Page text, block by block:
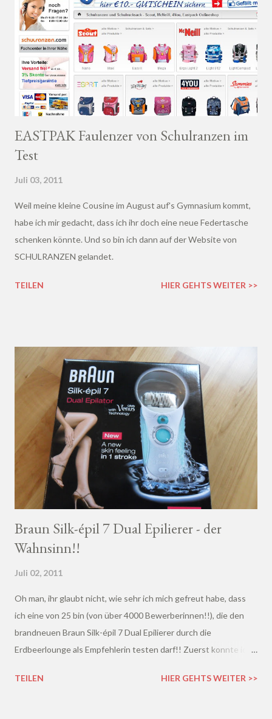
EASTPAK Faulenzer von Schulranzen im
Test
Juli 03, 2011
Weil meine kleine Cousine im August auf's Gymnasium kommt,
habe ich mir gedacht, dass ich ihr doch eine neue Federtasche
schenken könnte. Und so bin ich dann auf der Website von
SCHULRANZEN gelandet.
TEILEN HIER GEHTS WEITER >>
Braun Silk-épil 7 Dual Epilierer - der
Wahnsinn!!
Juli 02, 2011
Oh man, ihr glaubt nicht, wie sehr ich mich gefreut habe, dass
ich eine von 25 bin (von über 4000 Bewerberinnen!!), die den
brandneuen Braun Silk-épil 7 Dual Epilierer durch die
Erdbeerlounge als Empfehlerin testen darf!! Zuerst konnte ich
ich aufgesprungen, vor Freude durch die Wohnung gerast,
TEILEN HIER GEHTS WEITER >>